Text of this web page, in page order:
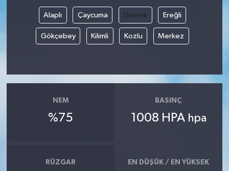
Alaplı Çaycuma Devrek Ereğli
Gökçebey Kilimli Kozlu Merkez
NEM
%75
BASINÇ
1008 HPA hpa
RÜZGAR EN DÜŞÜK / EN YÜKSEK